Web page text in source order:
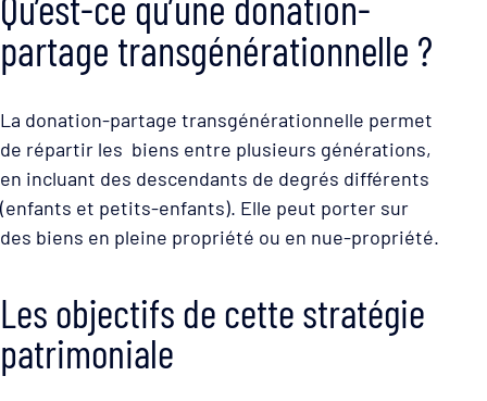
partage transgénérationnelle ?
La donation-partage transgénérationnelle permet
de répartir les biens entre plusieurs générations,
en incluant des descendants de degrés différents
(enfants et petits-enfants). Elle peut porter sur
des biens en pleine propriété ou en nue-propriété.
Les objectifs de cette stratégie
patrimoniale